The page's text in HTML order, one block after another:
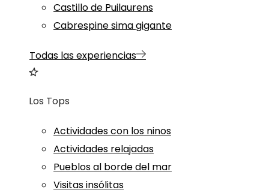
Castillo de Puilaurens
Cabrespine sima gigante
Todas las experiencias
Los Tops
Actividades con los ninos
Actividades relajadas
Pueblos al borde del mar
Visitas insólitas